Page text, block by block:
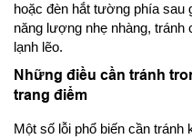
hoặc đèn hắt tường phía sau
năng lượng nhẹ nhàng, tránh
lạnh lẽo.
Những điều cần tránh
trang điểm
Một số lỗi phổ biến cần tránh